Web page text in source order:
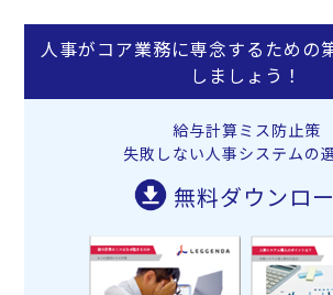
人事がコア業務に専念するための
しましょう！
給与計算ミス防止策
失敗しない人事システムの
無料ダウンロ